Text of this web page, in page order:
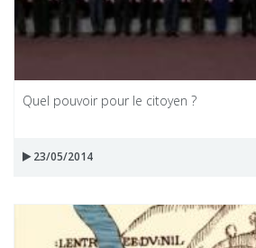
Quel pouvoir pour le citoyen ?
23/05/2014